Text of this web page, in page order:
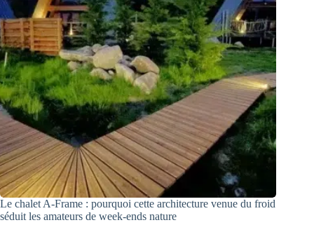
Le chalet A-Frame : pourquoi cette architecture venue du froid
séduit les amateurs de week-ends nature